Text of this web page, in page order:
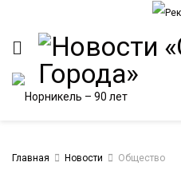
Главная Новости Общество